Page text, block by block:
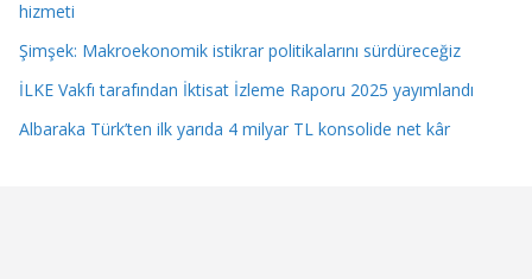
hizmeti
Şimşek: Makroekonomik istikrar politikalarını sürdüreceğiz
İLKE Vakfı tarafından İktisat İzleme Raporu 2025 yayımlandı
Albaraka Türk’ten ilk yarıda 4 milyar TL konsolide net kâr